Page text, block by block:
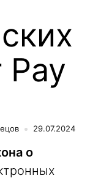
29.07.2024
о